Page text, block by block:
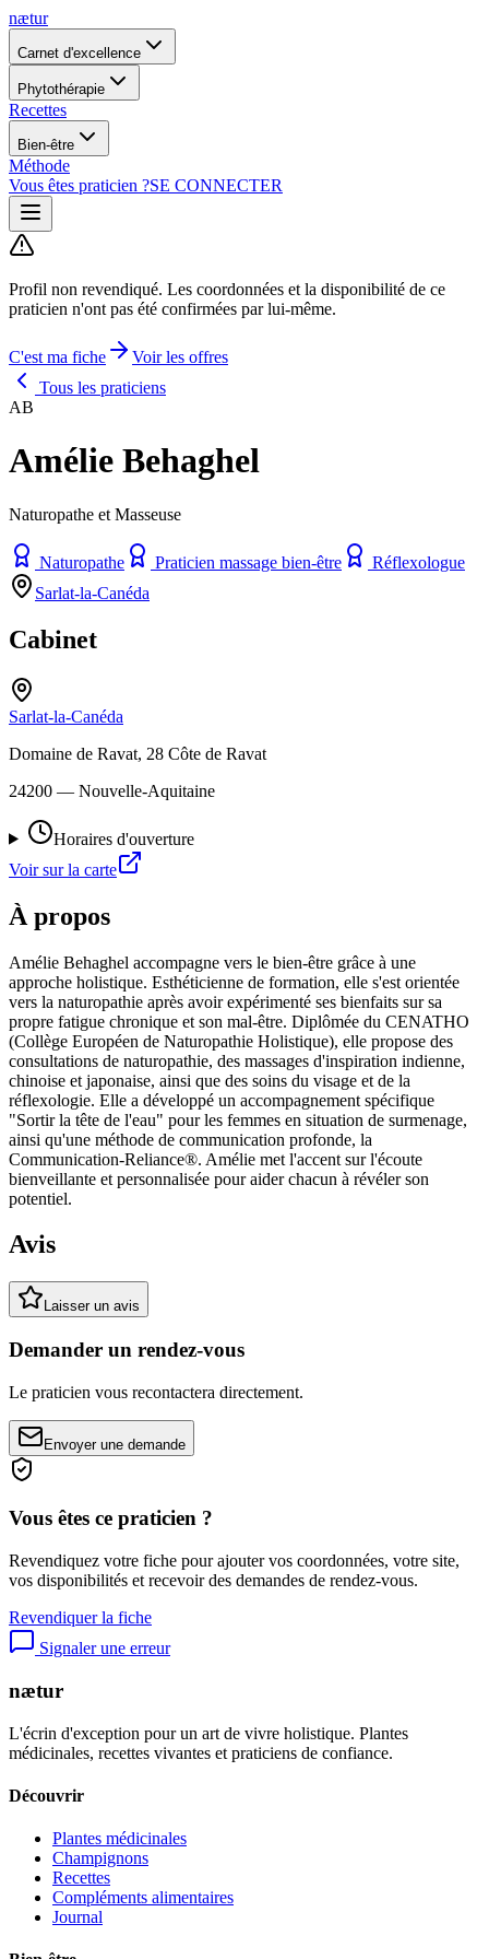
nætur
Carnet d'excellence
Phytothérapie
Recettes
Bien-être
Méthode
Vous êtes praticien ?SE CONNECTER
Profil non revendiqué. Les coordonnées et la disponibilité de ce
praticien n'ont pas été confirmées par lui-même.
C'est ma fiche
Voir les offres
Tous les praticiens
AB
Amélie Behaghel
Naturopathe et Masseuse
Naturopathe Praticien massage bien-être
Réflexologue
Sarlat-la-Canéda
Cabinet
Sarlat-la-Canéda
Domaine de Ravat, 28 Côte de Ravat
24200 — Nouvelle-Aquitaine
Horaires d'ouverture
Voir sur la carte
À propos
Amélie Behaghel accompagne vers le bien-être grâce à une
approche holistique. Esthéticienne de formation, elle s'est orientée
vers la naturopathie après avoir expérimenté ses bienfaits sur sa
propre fatigue chronique et son mal-être. Diplômée du CENATHO
(Collège Européen de Naturopathie Holistique), elle propose des
consultations de naturopathie, des massages d'inspiration indienne,
chinoise et japonaise, ainsi que des soins du visage et de la
réflexologie. Elle a développé un accompagnement spécifique
"Sortir la tête de l'eau" pour les femmes en situation de surmenage,
ainsi qu'une méthode de communication profonde, la
Communication-Reliance®. Amélie met l'accent sur l'écoute
bienveillante et personnalisée pour aider chacun à révéler son
potentiel.
Avis
Laisser un avis
Demander un rendez-vous
Le praticien vous recontactera directement.
Envoyer une demande
Vous êtes ce praticien ?
Revendiquez votre fiche pour ajouter vos coordonnées, votre site,
vos disponibilités et recevoir des demandes de rendez-vous.
Revendiquer la fiche
Signaler une erreur
nætur
L'écrin d'exception pour un art de vivre holistique. Plantes
médicinales, recettes vivantes et praticiens de confiance.
Découvrir
Plantes médicinales
Champignons
Recettes
Compléments alimentaires
Journal